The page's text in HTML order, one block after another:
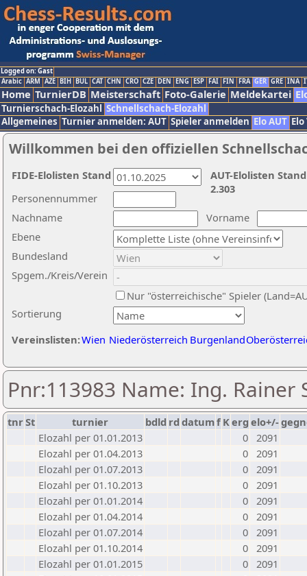
Logged on: Gast
Arabic ARM AZE BIH BUL CAT CHN CRO CZE DEN ENG ESP FAI FIN FRA GER GRE INA
Home TurnierDB Meisterschaft Foto-Galerie Meldekartei
Turnierschach-Elozahl Schnellschach-Elozahl
Allgemeines Turnier anmelden: AUT Spieler anmelden Elo AUT
Willkommen bei den offiziellen
Nachname
Vorname
Ebene
Sortierung
Personennummer
Bundesland
Spgem./Kreis/Verein
Nur "österreichische" Spieler
Vereinslisten:Wien Niederösterreich Burgenland
AUT-Elolisten
2.303
FIDE-Elolisten Stand
Pnr:113983 Name: Ing. Rainer
tnrSt turnier bdld rd datumf Kerg elo+/-
Elozahl per 01.01.2013
0 2091
Elozahl per 01.04.2013
0 2091
Elozahl per 01.07.2013
0 2091
Elozahl per 01.10.2013
0 2091
Elozahl per 01.01.2014
0 2091
Elozahl per 01.04.2014
0 2091
Elozahl per 01.07.2014
0 2091
Elozahl per 01.10.2014
0 2091
Elozahl per 01.01.2015
0 2091